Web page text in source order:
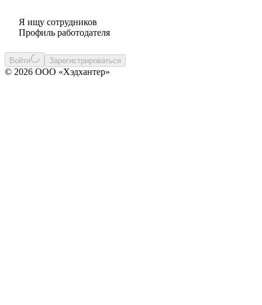
Я ищу сотрудников
Профиль работодателя
Войти Зарегистрироваться
© 2026 ООО «Хэдхантер»